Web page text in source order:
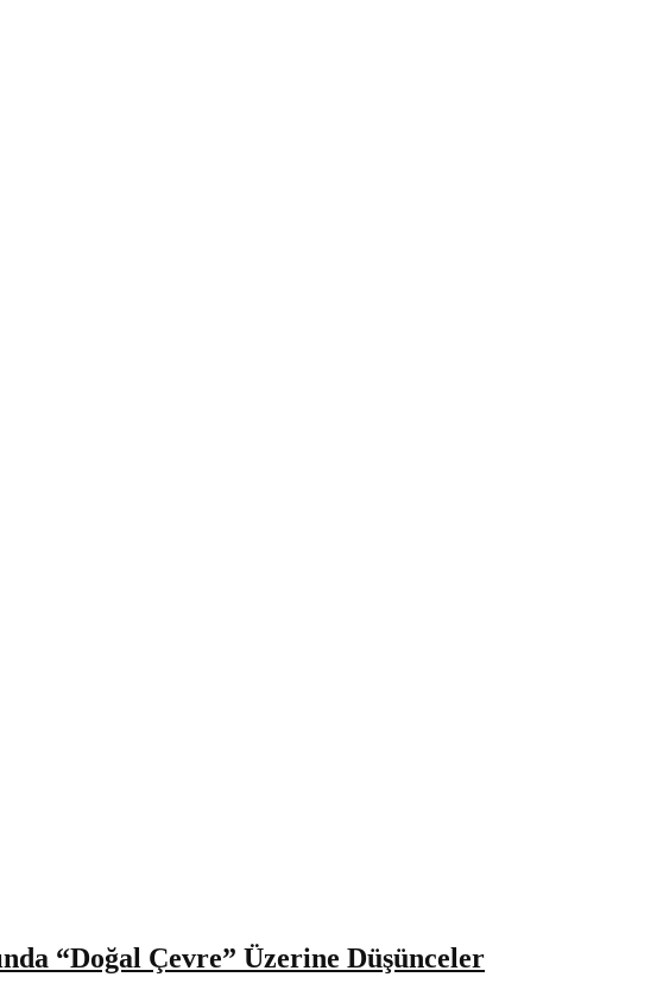
“Doğal Çevre” Üzerine Düşünceler